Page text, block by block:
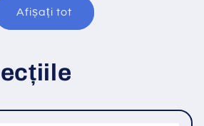
Afișați tot